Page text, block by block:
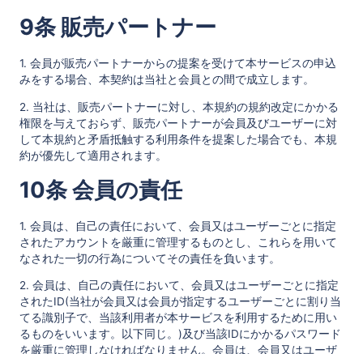
9条 販売パートナー
1. 会員が販売パートナーからの提案を受けて本サービスの申込
みをする場合、本契約は当社と会員との間で成立します。
2. 当社は、販売パートナーに対し、本規約の規約改定にかかる
権限を与えておらず、販売パートナーが会員及びユーザーに対
して本規約と矛盾抵触する利用条件を提案した場合でも、本規
約が優先して適用されます。
10条 会員の責任
1. 会員は、自己の責任において、会員又はユーザーごとに指定
されたアカウントを厳重に管理するものとし、これらを用いて
なされた一切の行為についてその責任を負います。
2. 会員は、自己の責任において、会員又はユーザーごとに指定
されたID(当社が会員又は会員が指定するユーザーごとに割り当
てる識別子で、当該利用者が本サービスを利用するために用い
るものをいいます。以下同じ。)及び当該IDにかかるパスワード
を厳重に管理しなければなりません。会員は、会員又はユーザ